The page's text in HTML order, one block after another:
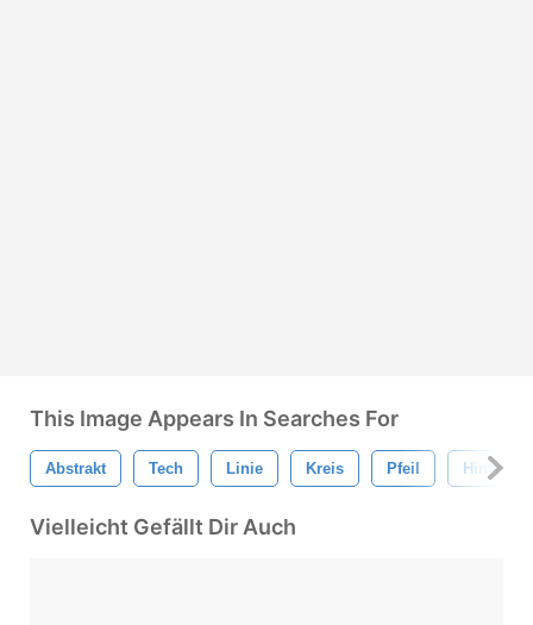
This Image Appears In Searches For
Abstrakt Tech Linie Kreis Pfeil
Vielleicht Gefällt Dir Auch